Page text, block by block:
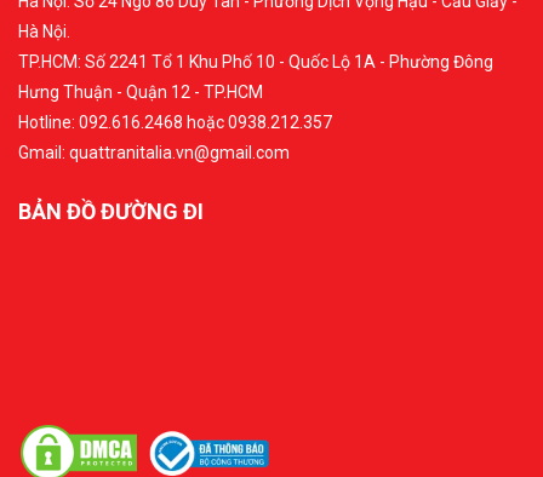
Hà Nội.
TP.HCM: Số 2241 Tổ 1 Khu Phố 10 - Quốc Lộ 1A - Phường Đông
Hưng Thuận - Quận 12 - TP.HCM
Hotline: 092.616.2468 hoặc 0938.212.357
Gmail: quattranitalia.vn@gmail.com
BẢN ĐỒ ĐƯỜNG ĐI